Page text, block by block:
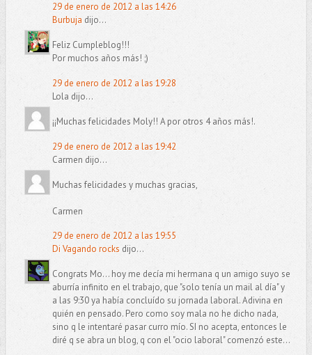
29 de enero de 2012 a las 14:26
Burbuja dijo...
Feliz Cumpleblog!!!
Por muchos años más! ;)
29 de enero de 2012 a las 19:28
Lola dijo...
¡¡Muchas felicidades Moly!! A por otros 4 años más!.
29 de enero de 2012 a las 19:42
Carmen dijo...
Muchas felicidades y muchas gracias,
Carmen
29 de enero de 2012 a las 19:55
Di Vagando rocks dijo...
Congrats Mo... hoy me decía mi hermana q un amigo suyo se
aburría infinito en el trabajo, que "solo tenía un mail al día" y
a las 9:30 ya había concluído su jornada laboral. Adivina en
quién en pensado. Pero como soy mala no he dicho nada,
sino q le intentaré pasar curro mío. SI no acepta, entonces le
diré q se abra un blog, q con el "ocio laboral" comenzó este...